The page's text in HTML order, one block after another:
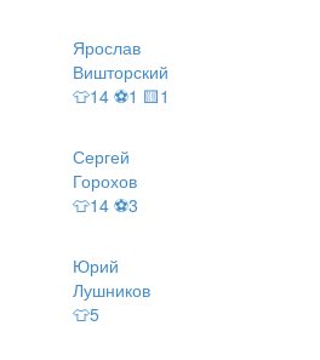
Ярослав
Вишторский
👕14 ⚽1 🟨1
Сергей
Горохов
👕14 ⚽3
Юрий
Лушников
👕5